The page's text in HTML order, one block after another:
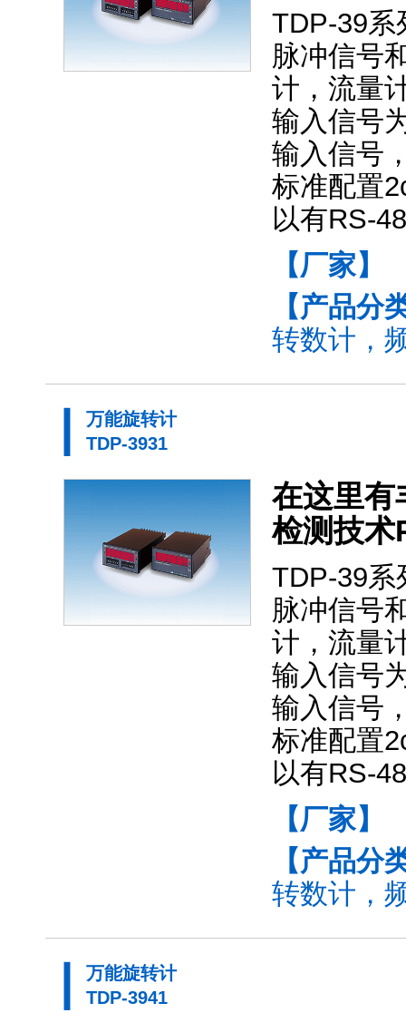
TDP-39系
脉冲信号
计，流量
输入信号
输入信号
标准配置
以有RS-
【厂家】
【产品分
转数计，
万能旋转计
TDP-3931
在这里有
检测技
TDP-39系
脉冲信号
计，流量
输入信号
输入信号
标准配置
以有RS-
【厂家】
【产品分
转数计，
万能旋转计
TDP-3941